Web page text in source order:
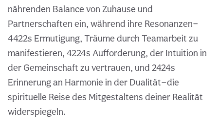
nährenden Balance von Zuhause und
Partnerschaften ein, während ihre Resonanzen—
4422s Ermutigung, Träume durch Teamarbeit zu
manifestieren, 4224s Aufforderung, der Intuition in
der Gemeinschaft zu vertrauen, und 2424s
Erinnerung an Harmonie in der Dualität—die
spirituelle Reise des Mitgestaltens deiner Realität
widerspiegeln.